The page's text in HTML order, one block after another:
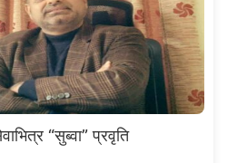
“सुब्वा” प्रवृति